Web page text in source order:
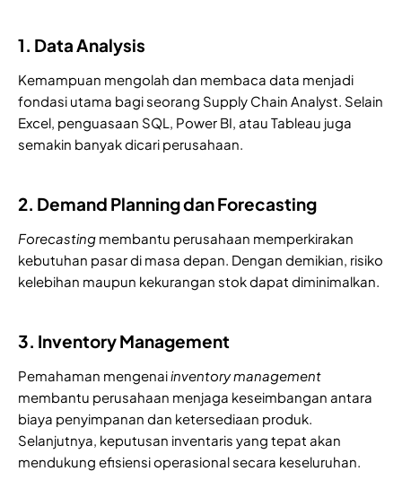
1. Data Analysis
Kemampuan mengolah dan membaca data menjadi
fondasi utama bagi seorang Supply Chain Analyst. Selain
Excel, penguasaan SQL, Power BI, atau Tableau juga
semakin banyak dicari perusahaan.
2. Demand Planning dan Forecasting
Forecasting membantu perusahaan memperkirakan
kebutuhan pasar di masa depan. Dengan demikian, risiko
kelebihan maupun kekurangan stok dapat diminimalkan.
3. Inventory Management
Pemahaman mengenaiinventorymanagement
membantu perusahaan menjaga keseimbangan antara
biaya penyimpanan dan ketersediaan produk.
Selanjutnya, keputusan inventaris yang tepat akan
mendukung efisiensi operasional secara keseluruhan.